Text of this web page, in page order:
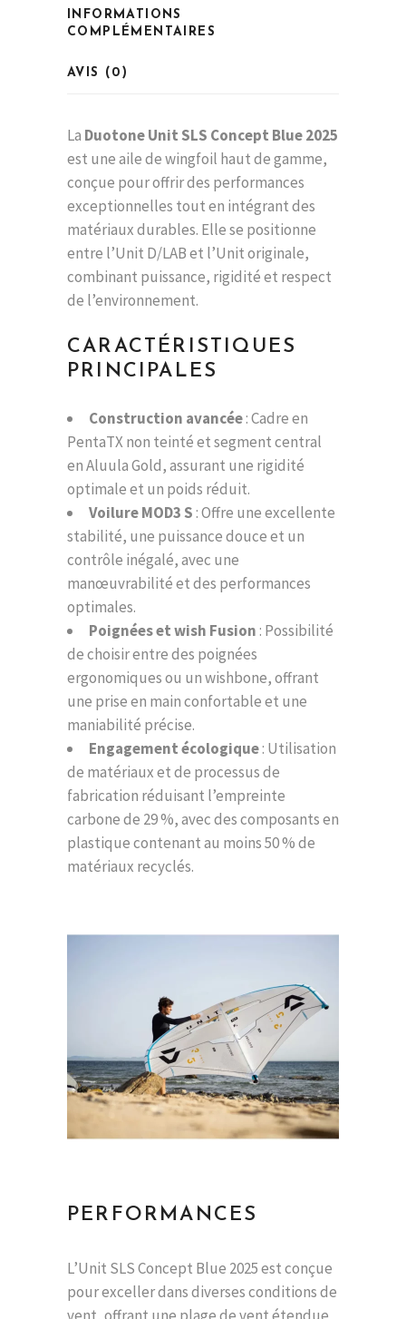
INFORMATIONS
COMPLÉMENTAIRES
AVIS (0)
La Duotone Unit SLS Concept Blue 2025
est une aile de wingfoil haut de gamme,
conçue pour offrir des performances
exceptionnelles tout en intégrant des
matériaux durables. Elle se positionne
entre l’Unit D/LAB et l’Unit originale,
combinant puissance, rigidité et respect
de l’environnement.
CARACTÉRISTIQUES
PRINCIPALES
Construction avancée: Cadre en
PentaTX non teinté et segment central
en Aluula Gold, assurant une rigidité
optimale et un poids réduit.
Voilure MOD3 S: Offre une excellente
stabilité, une puissance douce et un
contrôle inégalé, avec une
manœuvrabilité et des performances
optimales.
Poignées et wish Fusion: Possibilité
de choisir entre des poignées
ergonomiques ou un wishbone, offrant
une prise en main confortable et une
maniabilité précise.
Engagement écologique: Utilisation
de matériaux et de processus de
fabrication réduisant l’empreinte
carbone de 29 %, avec des composants en
plastique contenant au moins 50 % de
matériaux recyclés.
PERFORMANCES
L’Unit SLS Concept Blue 2025 est conçue
pour exceller dans diverses conditions de